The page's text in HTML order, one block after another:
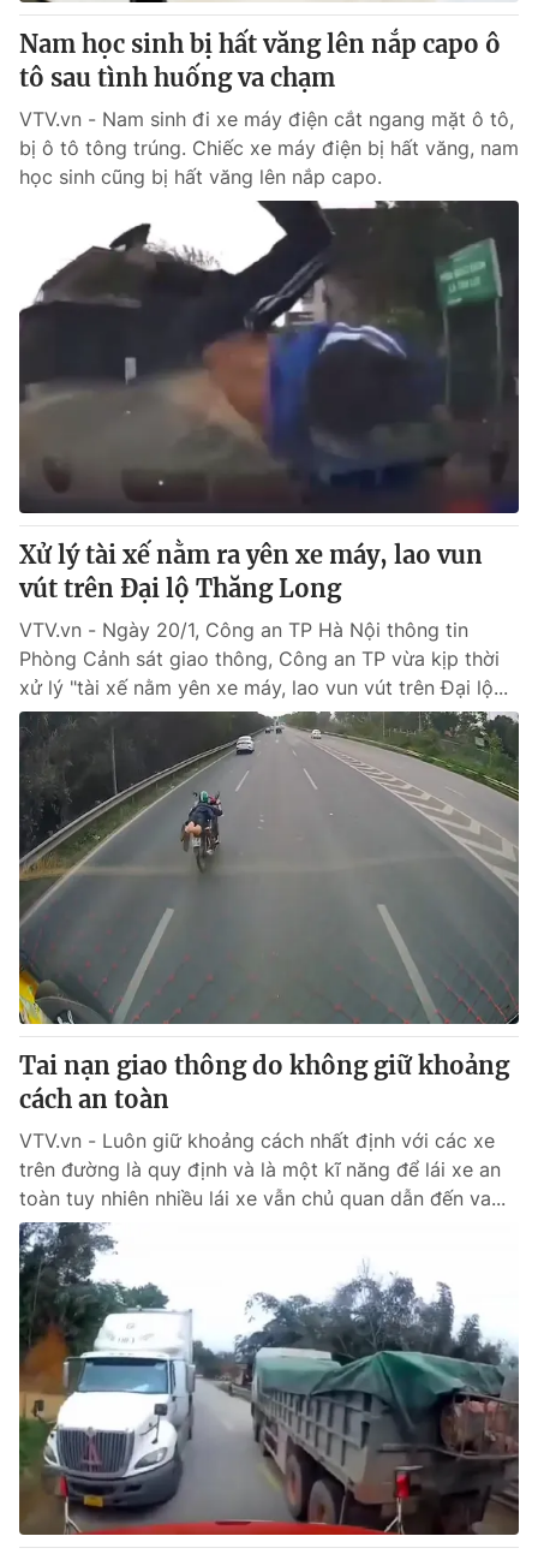
Tổng Biên tập:Vũ Thanh Thủy
Phó Tổng Biên tập:Nguyễn Thị Mỹ Hạnh, Phạm Quốc Thắng,
Nguyễn Trọng Ninh
024.38 355 931 - 024.38 355 932
Ðiện thoại Thời báo VTV:024.66 897 897
Email:toasoan@vtv.vn
024-7300.7108
® Cấm sao chép dưới mọi hình thức nếu không có sự chấp
thuận bằng văn bản. Ghi rõ nguồn VTV.vn khi phát hành lại
thông tin từ website này.
Nam học sinh bị hất văng lên nắp capo ô
tô sau tình huống va chạm
VTV.vn - Nam sinh đi xe máy điện cắt ngang mặt ô tô,
bị ô tô tông trúng. Chiếc xe máy điện bị hất văng, nam
học sinh cũng bị hất văng lên nắp capo.
Xử lý tài xế nằm ra yên xe máy, lao vun
vút trên Đại lộ Thăng Long
VTV.vn - Ngày 20/1, Công an TP Hà Nội thông tin
Phòng Cảnh sát giao thông, Công an TP vừa kịp thời
xử lý "tài xế nằm yên xe máy, lao vun vút trên Đại lộ...
Tai nạn giao thông do không giữ khoảng
cách an toàn
VTV.vn - Luôn giữ khoảng cách nhất định với các xe
trên đường là quy định và là một kĩ năng để lái xe an
toàn tuy nhiên nhiều lái xe vẫn chủ quan dẫn đến va...